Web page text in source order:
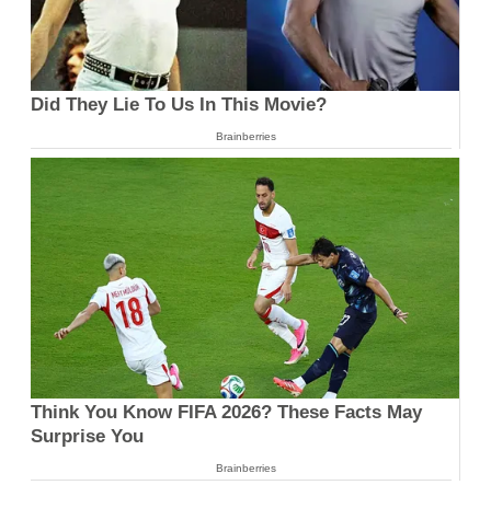
Did They Lie To Us In This Movie?
Brainberries
Think You Know FIFA 2026? These Facts May
Surprise You
Brainberries